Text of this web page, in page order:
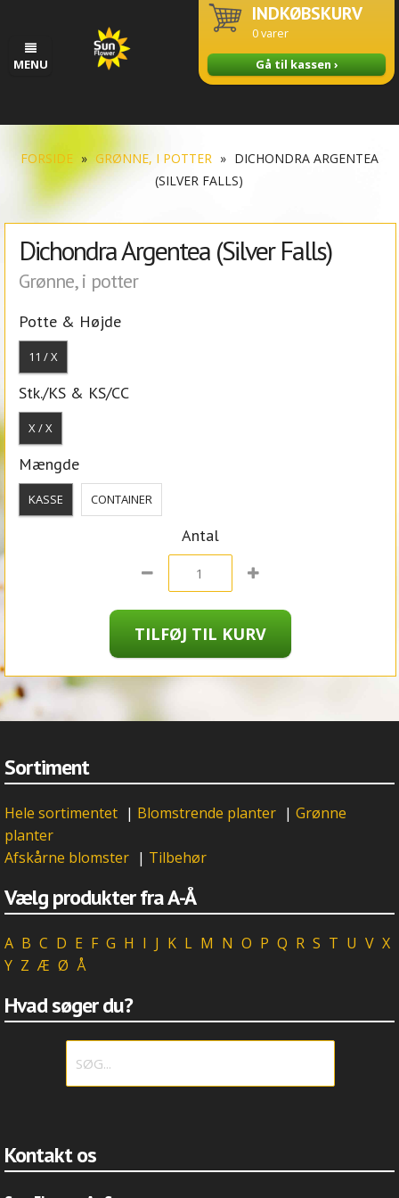
MENU
INDKØBSKURV
0varer
Gå til kassen ›
FORSIDE » GRØNNE, I POTTER » DICHONDRA ARGENTEA
(SILVER FALLS)
Dichondra Argentea (Silver Falls)
Grønne, i potter
Potte & Højde
11 / X
Stk./KS & KS/CC
X / X
Mængde
KASSE CONTAINER
Antal
Sortiment
Hele sortimentet | Blomstrende planter | Grønne
planter
Afskårne blomster | Tilbehør
Vælg produkter fra A-Å
A B C D E F G H I J K L M N O P Q R S T U V X
Y Z Æ Ø Å
Hvad søger du?
Kontakt os